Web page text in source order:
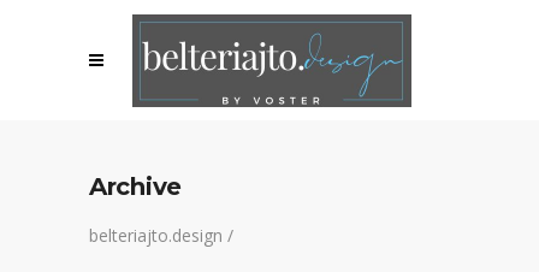
Archive
belteriajto.design /